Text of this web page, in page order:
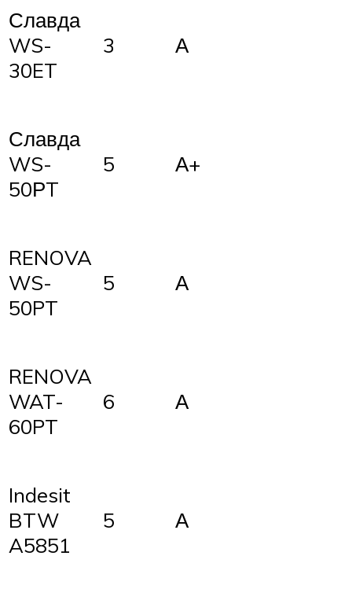
Славда
WS-
30ET
3 А
Славда
WS-
50РT
5 А+
RENOVA
WS-
50PT
5 А
RENOVA
WAT-
60PT
6 А
Indesit
BTW
A5851
5 А